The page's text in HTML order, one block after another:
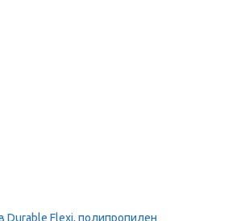
Flexi, полипропилен